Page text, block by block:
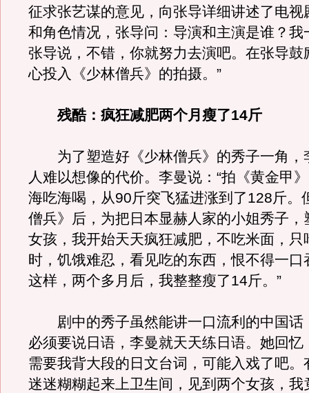
征求张艺谋的意见，向张导详细讲述了电视
和角色情况，张导问：导演和主演是谁？我
张导说，不错，你就努力去演吧。在张导鼓
心投入《少林僧兵》的拍摄。”
残酷：疯狂减肥两个月瘦了14斤
为了塑造好《少林僧兵》的秀子一角，
人难以想像的代价。李曼说：“拍《黄金甲
海吃海喝，从90斤突飞猛进涨到了128斤。
僧兵》后，为把日本显赫人家的小姐秀子，
女孩，我开始天天疯狂减肥，不吃米面，只
时，饥饿难忍，看见吃的东西，恨不得一口
这样，两个多月后，我整整瘦了14斤。”
剧中的秀子虽然能讲一口流利的中国话
必须要说日语，李曼就天天练日语。她回忆
需要我背大段的日文台词，可能入戏了吧。
迷迷糊糊起来上卫生间，见到两个女孩，我